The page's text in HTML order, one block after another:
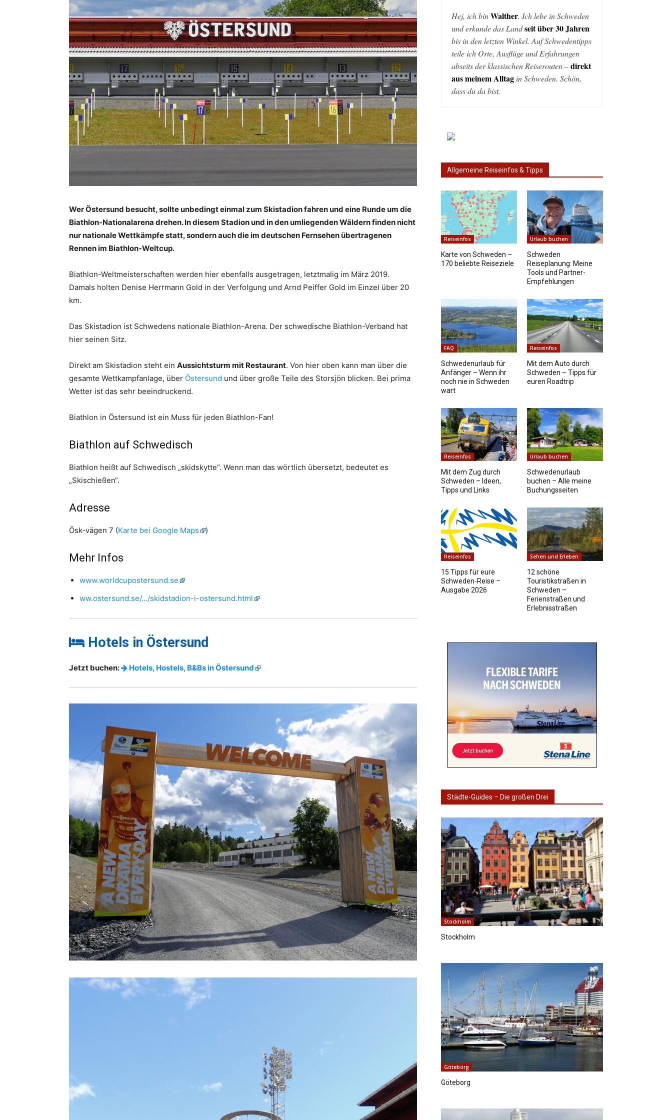
Wer Östersund besucht, sollte unbedingt einmal zum Skistadion fahren und eine Runde um die
Biathlon-Nationalarena drehen. In diesem Stadion und in den umliegenden Wäldern finden nicht
nur nationale Wettkämpfe statt, sondern auch die im deutschen Fernsehen übertragenen
Rennen im Biathlon-Weltcup.
Biathlon-Weltmeisterschaften werden hier ebenfalls ausgetragen, letztmalig im März 2019.
Damals holten Denise Herrmann Gold in der Verfolgung und Arnd Peiffer Gold im Einzel über 20
km.
Das Skistadion ist Schwedens nationale Biathlon-Arena. Der schwedische Biathlon-Verband hat
hier seinen Sitz.
Direkt am Skistadion steht ein Aussichtsturm mit Restaurant. Von hier oben kann man über die
gesamte Wettkampfanlage, über Östersund und über große Teile des Storsjön blicken. Bei prima
Wetter ist das sehr beeindruckend.
Biathlon in Östersund ist ein Muss für jeden Biathlon-Fan!
Biathlon auf Schwedisch
Biathlon heißt auf Schwedisch „skidskytte“. Wenn man das wörtlich übersetzt, bedeutet es
„Skischießen“.
Adresse
Ösk-vägen 7 (Karte bei Google Maps )
Mehr Infos
www.worldcupostersund.se
ww.ostersund.se/…/skidstadion-i-ostersund.html
Hotels in Östersund
Jetzt buchen: Hotels, Hostels, B&Bs in Östersund
Hej, ich binWalther. Ich lebe in Schweden
und erkunde das Landseit über 30 Jahren
bis in den letzten Winkel. Auf Schwedentipps
teile ich Orte, Ausflüge und Erfahrungen
abseits der klassischen Reiserouten –direkt
aus meinem Alltag in Schweden. Schön,
dass du da bist.
Allgemeine Reiseinfos & Tipps
Reiseinfos
Karte von Schweden –
170 beliebte Reiseziele
Urlaub buchen
Schweden
Reiseplanung: Meine
Tools und Partner-
Empfehlungen
FAQ
Schwedenurlaub für
Anfänger – Wenn ihr
noch nie in Schweden
wart
Reiseinfos
Mit dem Auto durch
Schweden – Tipps für
euren Roadtrip
Reiseinfos
Mit dem Zug durch
Schweden – Ideen,
Tipps und Links
Urlaub buchen
Schwedenurlaub
buchen – Alle meine
Buchungsseiten
Reiseinfos
15 Tipps für eure
Schweden-Reise –
Ausgabe 2026
Sehen und Erleben
12 schöne
Touristikstraßen in
Schweden –
Ferienstraßen und
Erlebnisstraßen
Städte-Guides – Die großen Drei
Stockholm
Stockholm
Göteborg
Göteborg